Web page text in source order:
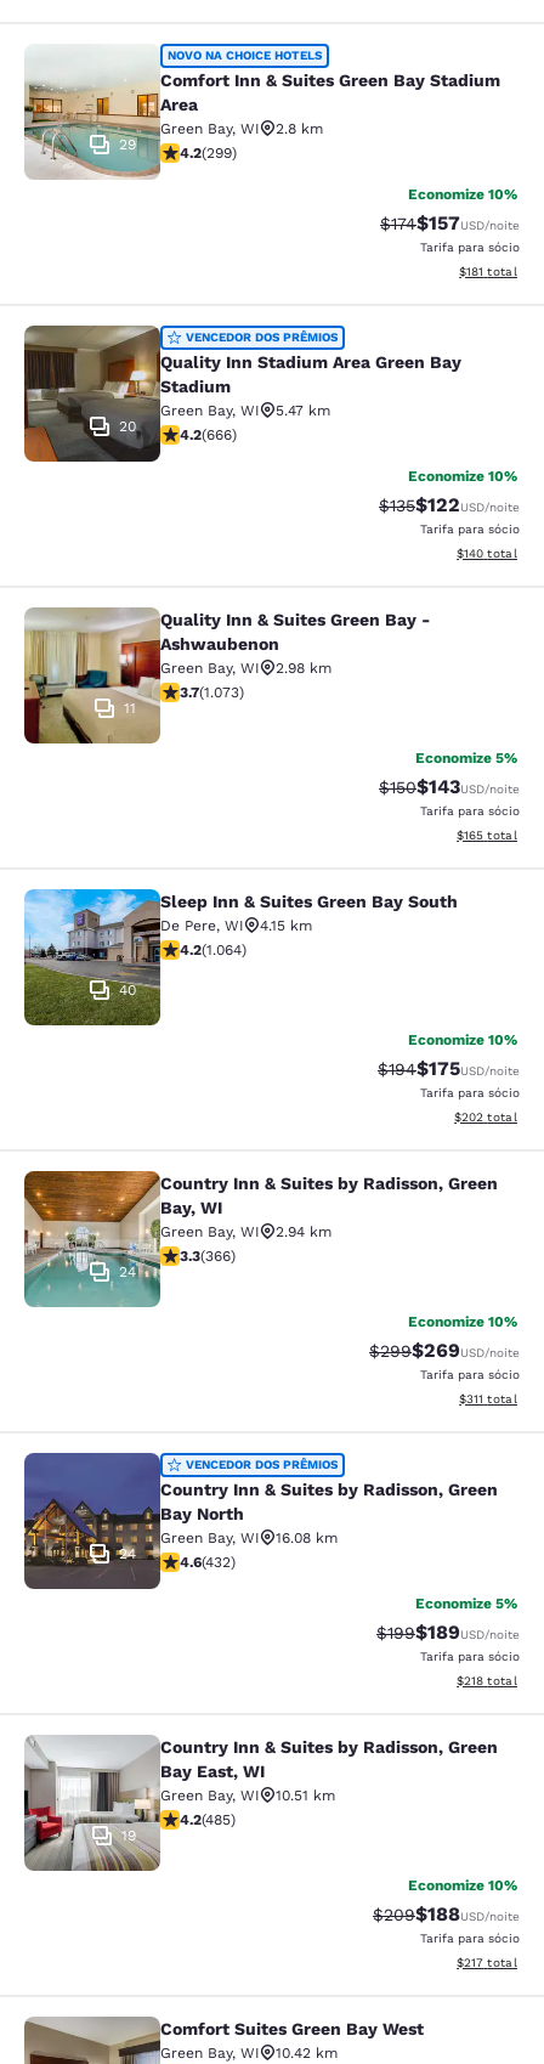
Comfort Inn & Suites Green Bay
29
NOVO NA CHOICE HOTELS
Comfort Inn & Suites Green Bay Stadium
Area
Green Bay, WI
2.8 km
classificação 4.19 estrelas. Muito bom. 299 avaliações
4.2(299)
Economize 10%
Tarifa anterior
$174Tarifa com
$157USD/noite
Tarifa para sócio
Exibir
$181 total
Quality Inn Stadium Area Green
20
VENCEDOR DOS PRÊMIOS
Quality Inn Stadium Area Green Bay
Stadium
Green Bay, WI
5.47 km
classificação 4.18 estrelas. Muito bom. 666 avaliações
4.2(666)
Economize 10%
Tarifa anterior
$135Tarifa com
$122USD/noite
Tarifa para sócio
Exibir
$140 total
Quality Inn & Suites Green Bay -
11
Quality Inn & Suites Green Bay -
Ashwaubenon
Green Bay, WI
2.98 km
classificação 3.66 estrelas. Bom. 1073 avaliações
3.7(1.073)
Economize 5%
Tarifa anterior
$150Tarifa com
$143USD/noite
Tarifa para sócio
Exibir
$165 total
Sleep Inn & Suites Green Bay South
40
Sleep Inn & Suites Green Bay South
De Pere, WI
4.15 km
classificação 4.2 estrelas. Excelente. 1064 avaliações
4.2(1.064)
Economize 10%
Tarifa anterior
$194Tarifa com
$175USD/noite
Tarifa para sócio
Exibir
$202 total
Country Inn & Suites by Radisson,
24
Country Inn & Suites by Radisson, Green
Bay, WI
Green Bay, WI
2.94 km
classificação 3.28 estrelas. Bom. 366 avaliações
3.3(366)
Economize 10%
Tarifa anterior
$299Tarifa com
$269USD/noite
Tarifa para sócio
Exibir
$311 total
Country Inn & Suites by Radisson,
24
VENCEDOR DOS PRÊMIOS
Country Inn & Suites by Radisson, Green
Bay North
Green Bay, WI
16.08 km
classificação 4.63 estrelas. Excepcional. 432
4.6(432)
Economize 5%
Tarifa anterior
$199Tarifa com
$189USD/noite
Tarifa para sócio
Exibir
$218 total
Country Inn & Suites by Radisson,
19
Country Inn & Suites by Radisson, Green
Bay East, WI
Green Bay, WI
10.51 km
classificação 4.15 estrelas. Muito bom. 485 avaliações
4.2(485)
Economize 10%
Tarifa anterior
$209Tarifa com
$188USD/noite
Tarifa para sócio
Exibir
$217 total
Comfort Suites Green Bay West
Comfort Suites Green Bay West
Green Bay, WI
10.42 km